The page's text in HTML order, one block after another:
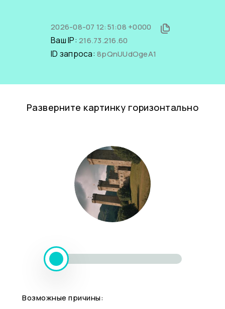
2026-08-07 12:51:08 +0000
Ваш IP: 216.73.216.60
ID запроса: 8pQnUUdOgeA1
Разверните картинку горизонтально
Возможные причины: